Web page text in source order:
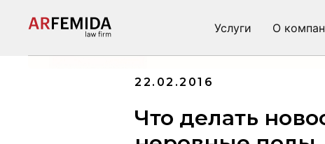
Услуги О
22.02.2016
Что делать